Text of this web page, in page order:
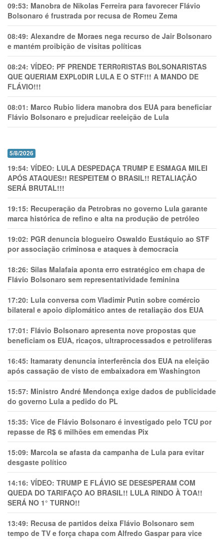
09:53: Manobra de Nikolas Ferreira para favorecer Flávio
Bolsonaro é frustrada por recusa de Romeu Zema
08:49: Alexandre de Moraes nega recurso de Jair Bolsonaro
e mantém proibição de visitas políticas
08:24: VÍDEO: PF PRENDE TERR0RlSTAS B0LSONARlSTAS
QUE QUERIAM EXPL0DlR LULA E O STF!!! A MANDO DE
FLÁVIO!!!
08:01: Marco Rubio lidera manobra dos EUA para beneficiar
Flávio Bolsonaro e prejudicar reeleição de Lula
5/8/2026
19:54: VÍDEO: LULA DESPEDAÇA TRUMP E ESMAGA MILEI
APÓS ATAQUES!! RESPEITEM O BRASIL!! RETALIAÇÃO
SERÁ BRUTAL!!!
19:15: Recuperação da Petrobras no governo Lula garante
marca histórica de refino e alta na produção de petróleo
19:02: PGR denuncia blogueiro Oswaldo Eustáquio ao STF
por associação criminosa e ataques à democracia
18:26: Silas Malafaia aponta erro estratégico em chapa de
Flávio Bolsonaro sem representatividade feminina
17:20: Lula conversa com Vladimir Putin sobre comércio
bilateral e apoio diplomático antes de retaliação dos EUA
17:01: Flávio Bolsonaro apresenta nove propostas que
beneficiam os EUA, ricaços, ultraprocessados e petrolíferas
16:45: Itamaraty denuncia interferência dos EUA na eleição
após cassação de visto de embaixadora em Washington
15:57: Ministro André Mendonça exige dados de publicidade
do governo Lula a pedido do PL
15:35: Vice de Flávio Bolsonaro é investigado pelo TCU por
repasse de R$ 6 milhões em emendas Pix
15:09: Marcola se afasta da campanha de Lula para evitar
desgaste político
14:16: VÍDEO: TRUMP E FLÁVIO SE DESESPERAM COM
QUEDA DO TARIFAÇO AO BRASIL!! LULA RINDO À TOA!!
SERÁ NO 1° TURNO!!
13:49: Recusa de partidos deixa Flávio Bolsonaro sem
tempo de TV e força chapa com Alfredo Gaspar para vice